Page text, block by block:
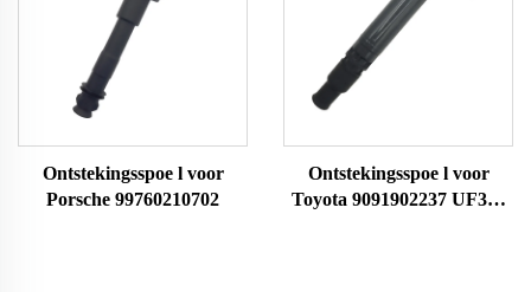
Ontstekingsspoe l voor
Porsche 99760210702
Ontstekingsspoe l voor
Toyota 9091902237 UF323